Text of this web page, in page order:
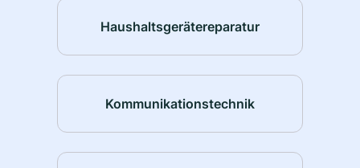
Haushaltsgerätereparatur
Kommunikationstechnik